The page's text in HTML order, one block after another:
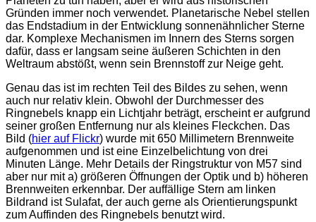
Gründen immer noch verwendet. Planetarische Nebel stellen
das Endstadium in der Entwicklung sonnenähnlicher Sterne
dar. Komplexe Mechanismen im Innern des Sterns sorgen
dafür, dass er langsam seine äußeren Schichten in den
Weltraum abstößt, wenn sein Brennstoff zur Neige geht.
Genau das ist im rechten Teil des Bildes zu sehen, wenn
auch nur relativ klein. Obwohl der Durchmesser des
Ringnebels knapp ein Lichtjahr beträgt, erscheint er aufgrund
seiner großen Entfernung nur als kleines Fleckchen. Das
Bild (hier auf Flickr) wurde mit 650 Millimetern Brennweite
aufgenommen und ist eine Einzelbelichtung von drei
Minuten Länge. Mehr Details der Ringstruktur von M57 sind
aber nur mit a) größeren Öffnungen der Optik und b) höheren
Brennweiten erkennbar. Der auffällige Stern am linken
Bildrand ist Sulafat, der auch gerne als Orientierungspunkt
zum Auffinden des Ringnebels benutzt wird.